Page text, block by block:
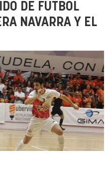
DE FÚTBOL
NAVARRA Y EL